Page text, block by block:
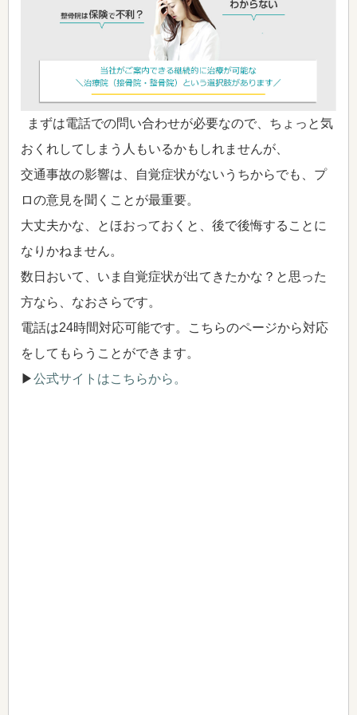
まずは電話での問い合わせが必要なので、ちょっと気
おくれしてしまう人もいるかもしれませんが、
交通事故の影響は、自覚症状がないうちからでも、プ
ロの意見を聞くことが最重要。
大丈夫かな、とほおっておくと、後で後悔することに
なりかねません。
数日おいて、いま自覚症状が出てきたかな？と思った
方なら、なおさらです。
電話は24時間対応可能です。こちらのページから対応
をしてもらうことができます。
▶公式サイトはこちらから。